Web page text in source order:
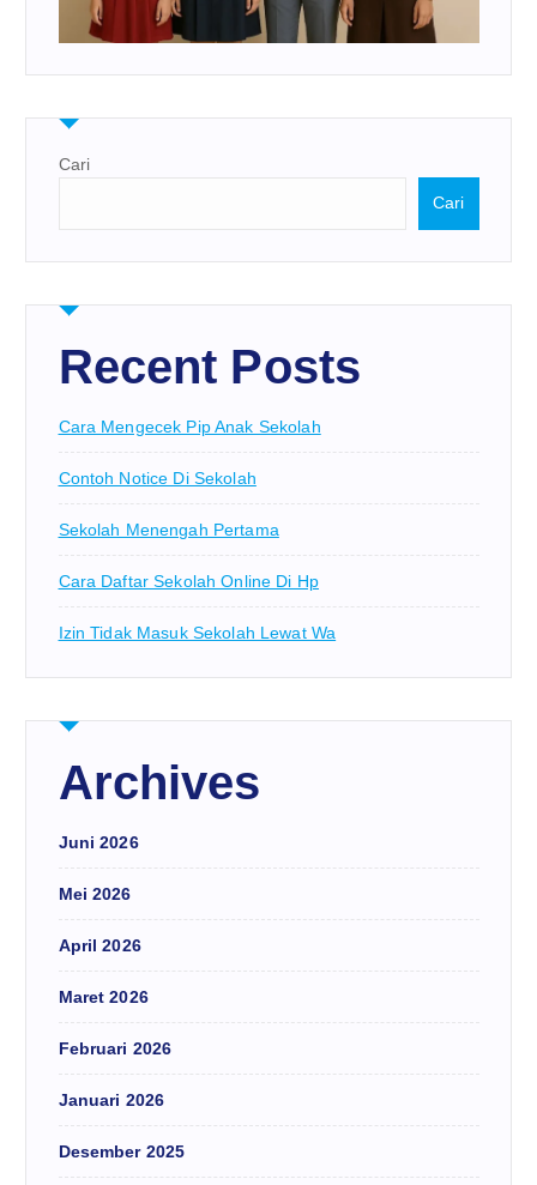
Cari
Cari
Recent Posts
Cara Mengecek Pip Anak Sekolah
Contoh Notice Di Sekolah
Sekolah Menengah Pertama
Cara Daftar Sekolah Online Di Hp
Izin Tidak Masuk Sekolah Lewat Wa
Archives
Juni 2026
Mei 2026
April 2026
Maret 2026
Februari 2026
Januari 2026
Desember 2025